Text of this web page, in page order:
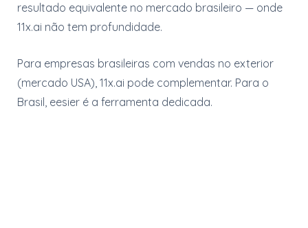
resultado equivalente no mercado brasileiro — onde
11x.ai não tem profundidade.
Para empresas brasileiras com vendas no exterior
(mercado USA), 11x.ai pode complementar. Para o
Brasil, eesier é a ferramenta dedicada.